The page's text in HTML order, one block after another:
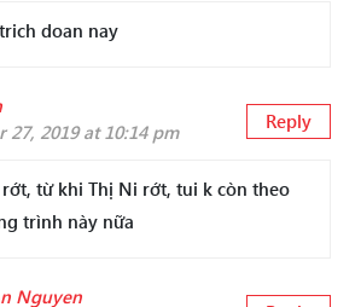
doan nay
27, 2019 at 10:14 pm
Reply
rớt, từ khi Thị Ni rớt, tui k còn theo
trình này nữa
Nguyen